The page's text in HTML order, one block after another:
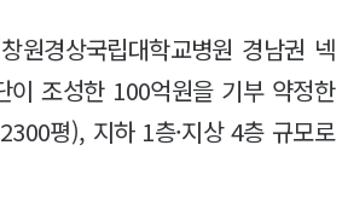
원경상국립대학교병원 경남권 넥
이 조성한 100억원을 기부 약정한
평), 지하 1층·지상 4층 규모로